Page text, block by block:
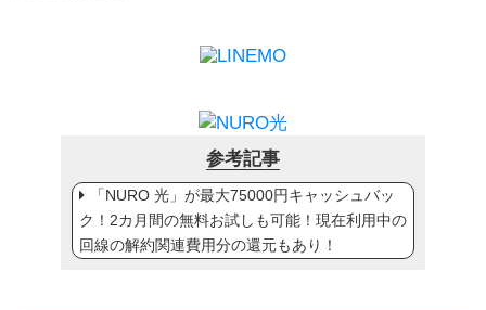
参考記事
「NURO 光」が最大75000円キャッシュバッ
ク！2カ月間の無料お試しも可能！現在利用中の
回線の解約関連費用分の還元もあり！